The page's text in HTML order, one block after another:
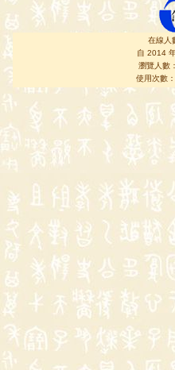
在線人
自 2014
瀏覽人數
使用次數